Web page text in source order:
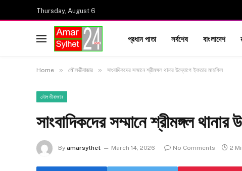
Thursday, August 6
প্রধান পাতা সর্বশেষ বাংলাদেশ
Home » মৌলভীবাজার » সাংবাদিকদের সম্মানে শ্রীমঙ্গল থানার উদ্যোগে ইফতার মাহফিল
মৌলভীবাজার
সাংবাদিকদের সম্মানে শ্রীমঙ্গল
By amarsylhet March 14, 2026 No Comments 2